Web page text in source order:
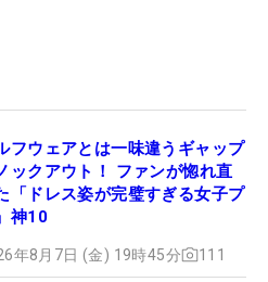
フウェアとは一味違うギャップ
ックアウト！ ファンが惚れ直
「ドレス姿が完璧すぎる女子プ
神10
年8月7日 (金) 19時45分 111